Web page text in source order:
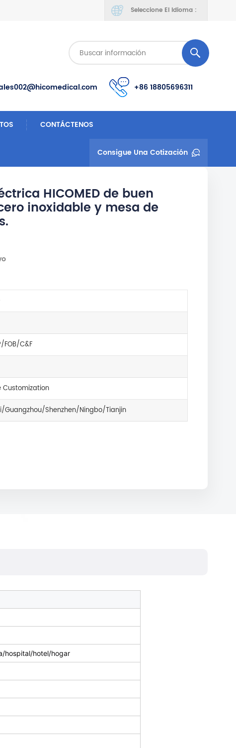
Seleccione El Idioma :
+86 18805696311
CONTÁCTENOS
Consigue Una Cotización
HICOMED de buen
inoxidable y mesa de
FOB/C&F
Customization
Guangzhou/Shenzhen/Ningbo/Tianjin
hospital/hotel/hogar